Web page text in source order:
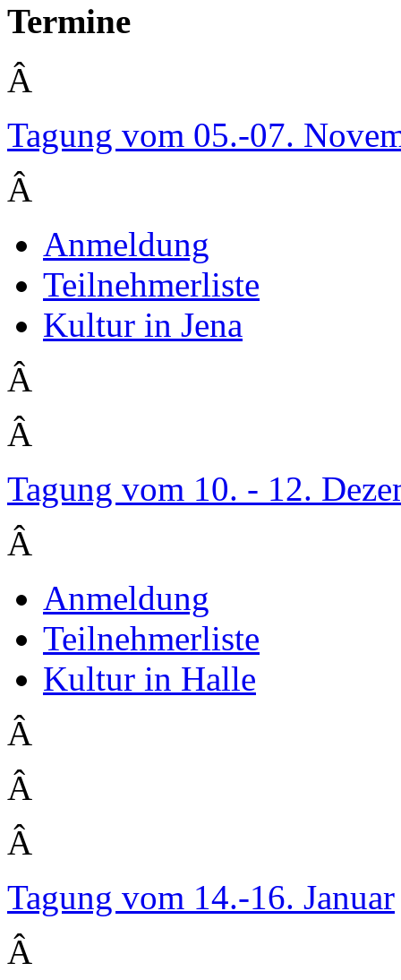
Termine
Â
Tagung vom 05.-07.
Â
Anmeldung
Teilnehmerliste
Kultur in Jena
Â
Â
Tagung vom 10. - 12.
Â
Anmeldung
Teilnehmerliste
Kultur in Halle
Â
Â
Â
Tagung vom 14.-16. Januar
Â